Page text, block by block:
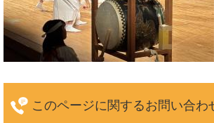
このページに関するお問い合わ